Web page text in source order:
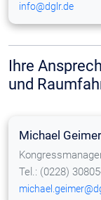
info@dglr.de
Ihre
und
Michael Geimer
Tel.: (0228)